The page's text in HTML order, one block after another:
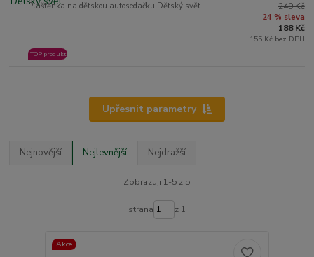
Pláštěnka na dětskou autosedačku Dětský svět
TOP produkt
249 Kč
24 % sleva
188 Kč
155 Kč bez DPH
Upřesnit parametry
Nejnovější Nejlevnější Nejdražší
Zobrazuji 1-5 z 5
strana z 1
Akce